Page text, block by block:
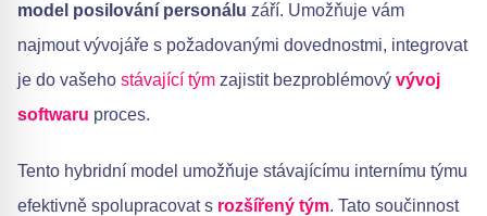
model posilování personálu září. Umožňuje vám
najmout vývojáře s požadovanými dovednostmi, integrovat
je do vašeho stávající tým zajistit bezproblémový vývoj
softwaru proces.
Tento hybridní model umožňuje stávajícímu internímu týmu
efektivně spolupracovat s rozšířený tým. Tato součinnost